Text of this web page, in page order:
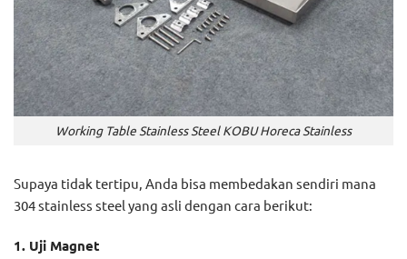
Working Table Stainless Steel KOBU Horeca Stainless
Supaya tidak tertipu, Anda bisa membedakan sendiri mana
304 stainless steel yang asli dengan cara berikut:
1. Uji Magnet